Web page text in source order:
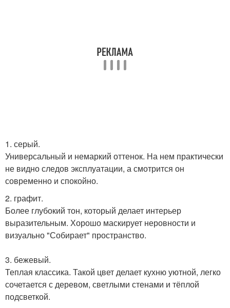
1. серый.
Универсальный и немаркий оттенок. На нем практически
не видно следов эксплуатации, а смотрится он
современно и спокойно.
2. графит.
Более глубокий тон, который делает интерьер
выразительным. Хорошо маскирует неровности и
визуально "Собирает" пространство.
3. бежевый.
Теплая классика. Такой цвет делает кухню уютной, легко
сочетается с деревом, светлыми стенами и тёплой
подсветкой.